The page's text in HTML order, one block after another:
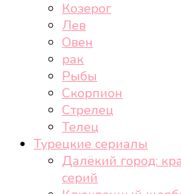
Козерог
Лев
Овен
рак
Рыбы
Скорпион
Стрелец
Телец
Турецкие сериалы
Далёкий город:
серий